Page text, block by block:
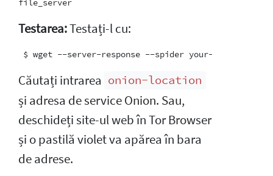
Testarea:Testați-l cu:
Căutați intrarea onion-location
și adresa de service Onion. Sau,
deschideți site-ul web în Tor Browser
și o pastilă violet va apărea în bara
de adrese.